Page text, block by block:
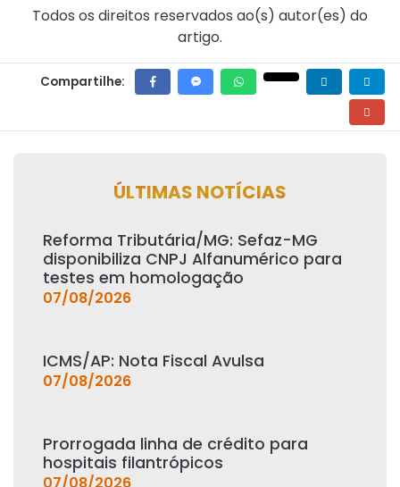
Todos os direitos reservados ao(s) autor(es) do
artigo.
Compartilhe:
ÚLTIMAS NOTÍCIAS
Reforma Tributária/MG: Sefaz-MG
disponibiliza CNPJ Alfanumérico para
testes em homologação
07/08/2026
ICMS/AP: Nota Fiscal Avulsa
07/08/2026
Prorrogada linha de crédito para
hospitais filantrópicos
07/08/2026